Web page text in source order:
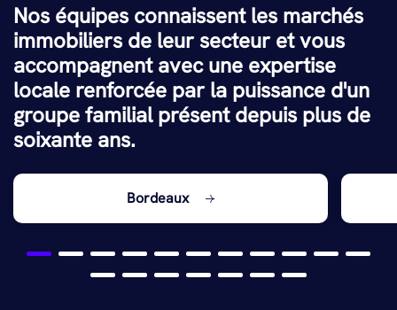
Nos équipes connaissent les marchés
immobiliers de leur secteur et vous
accompagnent avec une expertise
locale renforcée par la puissance d'un
groupe familial présent depuis plus de
soixante ans.
Bordeaux